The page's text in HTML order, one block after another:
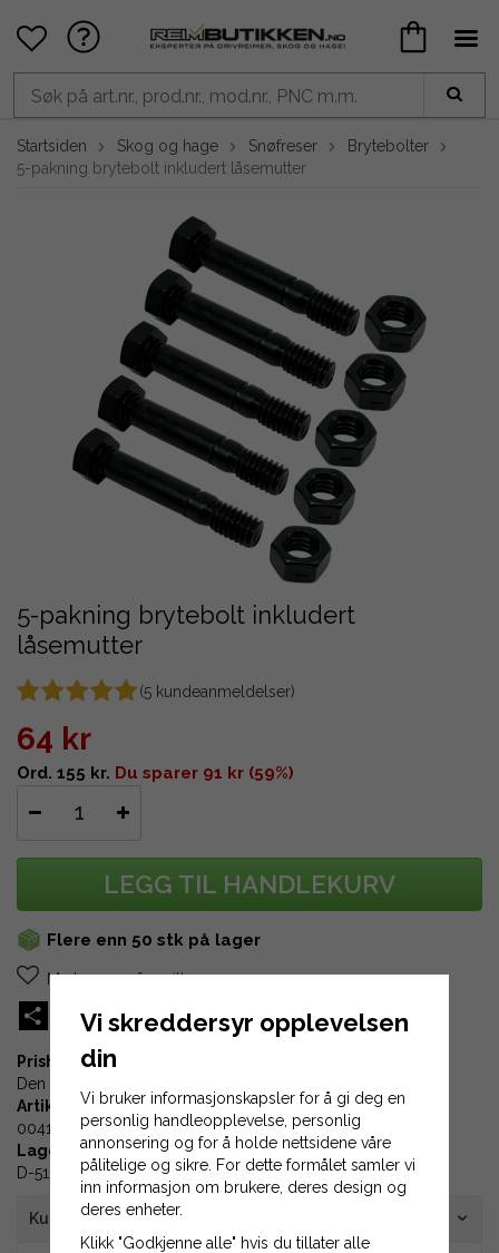
Startsiden Skog og hage Snøfreser
Brytebolter
5-pakning brytebolt inkludert låsemutter
5-pakning brytebolt inkludert
låsemutter
(5 kundeanmeldelser)
64 kr
Ord. 155 kr. Du sparer 91 kr (59%)
LEGG TIL HANDLEKURV
Flere enn 50 stk på lager
Marker som favoritt
Share
X Pinterest
Print
Prishistorikk
Den laveste prisen 30 dager før prisreduksjonen var
Artikkel-ID:
00413
Lagerplass:
D-51-05
Kundeanmeldelser
Vi skreddersyr opplevelsen
din
Vi bruker informasjonskapsler for å gi deg en
personlig handleopplevelse, personlig
annonsering og for å holde nettsidene våre
pålitelige og sikre. For dette formålet samler vi
inn informasjon om brukere, deres design og
deres enheter.
Klikk "Godkjenne alle" hvis du tillater alle